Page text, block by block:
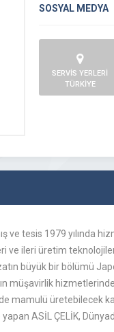
SOSYAL MEDYA
SERVİS YERLERİ
TÜRKİYE
ve tesis 1979
ileri üretim teknolojileri
büyük bir bölümü
müşavirlik
mamulü
ASİL ÇELİK,